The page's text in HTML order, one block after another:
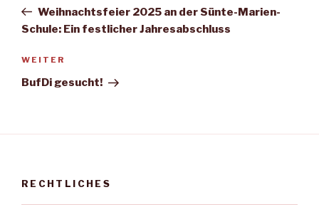
Beitrag
Weihnachtsfeier 2025 an der Sünte-Marien-
Schule: Ein festlicher Jahresabschluss
Nächster
Beitrag
WEITER
BufDi gesucht!
RECHTLICHES